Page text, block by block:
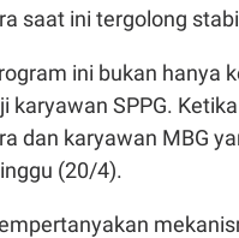
saat ini tergolong
ini bukan hanya
karyawan SPPG.
dan karyawan MBG
(20/4).